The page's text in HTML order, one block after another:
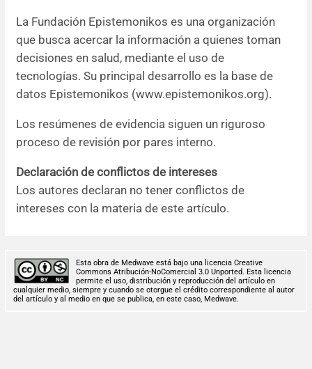
La Fundación Epistemonikos es una organización
que busca acercar la información a quienes toman
decisiones en salud, mediante el uso de
tecnologías. Su principal desarrollo es la base de
datos Epistemonikos (www.epistemonikos.org).
Los resúmenes de evidencia siguen un riguroso
proceso de revisión por pares interno.
Declaración de conflictos de intereses
Los autores declaran no tener conflictos de
intereses con la materia de este artículo.
Esta obra de Medwave está bajo una licencia Creative
Commons Atribución-NoComercial 3.0 Unported. Esta licencia
permite el uso, distribución y reproducción del artículo en
cualquier medio, siempre y cuando se otorgue el crédito correspondiente al autor
del artículo y al medio en que se publica, en este caso, Medwave.